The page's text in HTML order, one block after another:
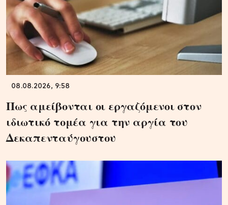
08.08.2026, 9:58
Πως αμείβονται οι εργαζόμενοι στον
ιδιωτικό τομέα για την αργία του
Δεκαπενταύγουστου